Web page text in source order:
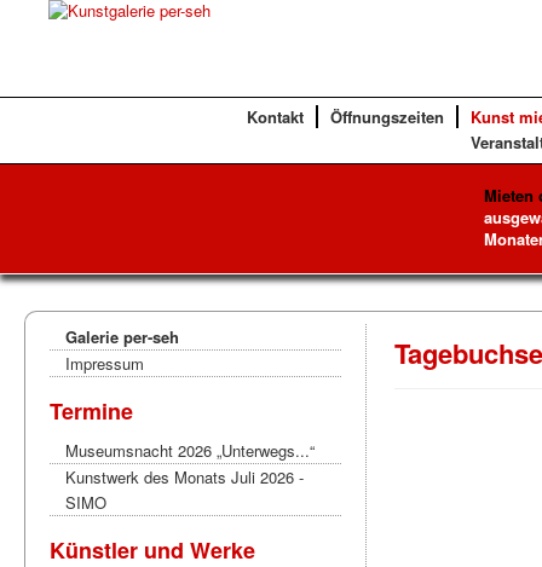
Kontakt Öffnungszeiten
Kunst
Mieten
Galerie per-seh
Impressum
Termine
Museumsnacht 2026 „Unterwegs...“
Kunstwerk des Monats Juli 2026 -
SIMO
Künstler und Werke